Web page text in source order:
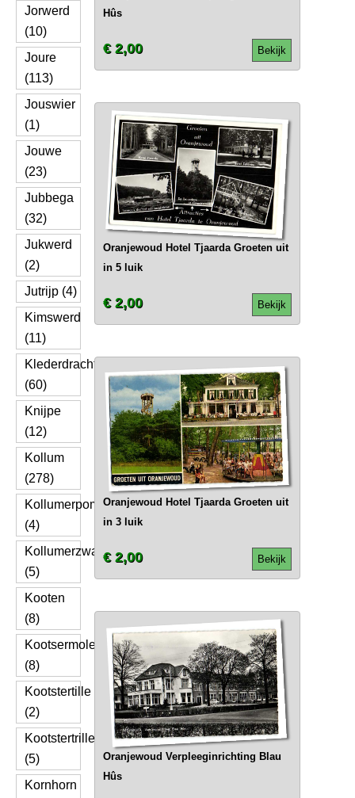
Jorwerd
(10)
Joure
(113)
Jouswier
(1)
Jouwe
(23)
Jubbega
(32)
Jukwerd
(2)
Jutrijp (4)
Kimswerd
(11)
Klederdracht
(60)
Knijpe
(12)
Kollum
(278)
Kollumerpomp
(4)
Kollumerzwaag
(5)
Kooten
(8)
Kootsermolen
(8)
Kootstertille
(2)
Kootstertrille
(5)
Kornhorn
Hûs
Bekijk
€ 2,00
Oranjewoud Hotel Tjaarda Groeten uit
in 5 luik
Bekijk
€ 2,00
Oranjewoud Hotel Tjaarda Groeten uit
in 3 luik
Bekijk
€ 2,00
Oranjewoud Verpleeginrichting Blau
Hûs